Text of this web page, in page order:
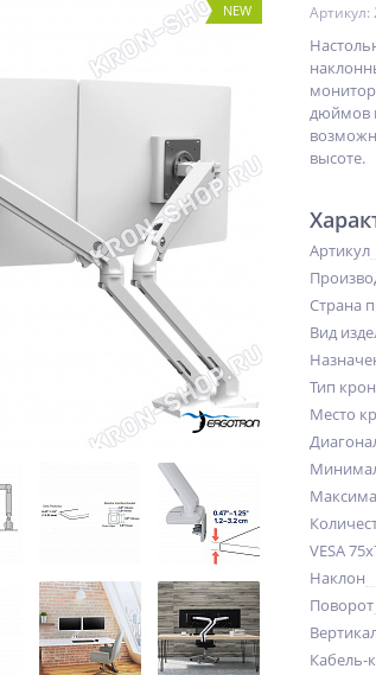
NEW Артикул:
дюймов
высоте.
Артикул
Страна
Вид
Тип
Место
VESA
Наклон
Поворот
Кабель-